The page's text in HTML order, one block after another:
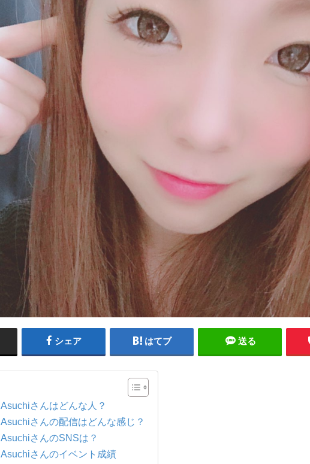
シェア はてブ 送る
Asuchiさんはどんな人？
Asuchiさんの配信はどんな感じ？
AsuchiさんのSNSは？
Asuchiさんのイベント成績